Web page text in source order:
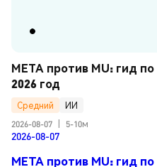
META против MU: гид
2026 год
Средний
ИИ
2026-08-07
5-10м
2026-08-07
META против MU: гид